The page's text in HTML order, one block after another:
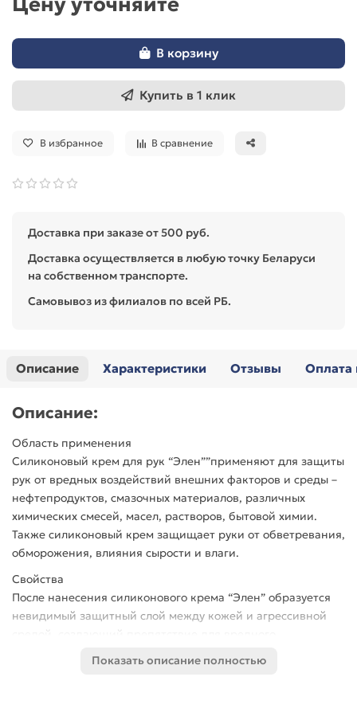
В корзину
Купить в 1 клик
В избранное В сравнение
Доставка при заказе от 500 руб.
Доставка осуществляется в любую точку Беларуси
на собственном транспорте.
Самовывоз из филиалов по всей РБ.
Описание Характеристики Отзывы Оплата
Описание:
Область применения
Силиконовый крем для рук “Элен””применяют для защиты
рук от вредных воздействий внешних факторов и среды –
нефтепродуктов, смазочных материалов, различных
химических смесей, масел, растворов, бытовой химии.
Также силиконовый крем защищает руки от обветревания,
обморожения, влияния сырости и влаги.
Свойства
После нанесения силиконового крема “Элен” образуется
невидимый защитный слой между кожей и агрессивной
Показать описание полностью